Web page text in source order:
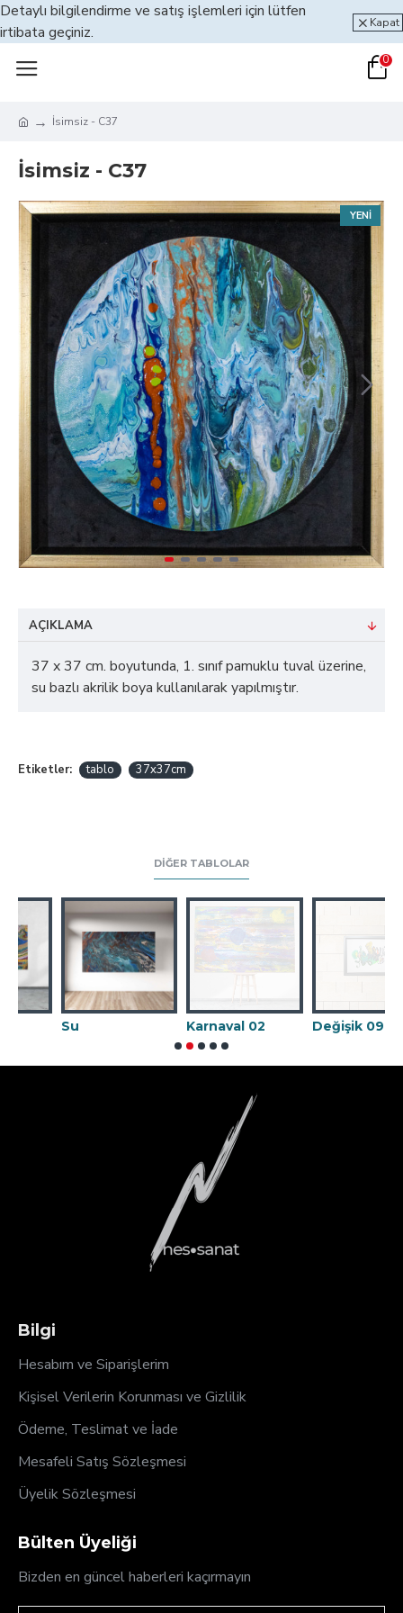
Detaylı bilgilendirme ve satış işlemleri için lütfen
irtibata geçiniz.
Kapat
0
İsimsiz - C37
İsimsiz - C37
YENI
AÇIKLAMA
37 x 37 cm. boyutunda, 1. sınıf pamuklu tuval üzerine,
su bazlı akrilik boya kullanılarak yapılmıştır.
Etiketler: tablo 37x37cm
DIĞER TABLOLAR
Karnaval 02 Değişik 09
Bilgi
Hesabım ve Siparişlerim
Kişisel Verilerin Korunması ve Gizlilik
Ödeme, Teslimat ve İade
Mesafeli Satış Sözleşmesi
Üyelik Sözleşmesi
Bülten Üyeliği
Bizden en güncel haberleri kaçırmayın